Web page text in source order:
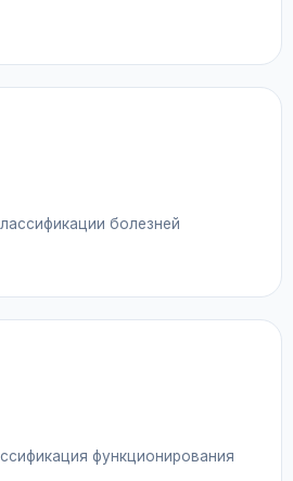
болезней
функционирования